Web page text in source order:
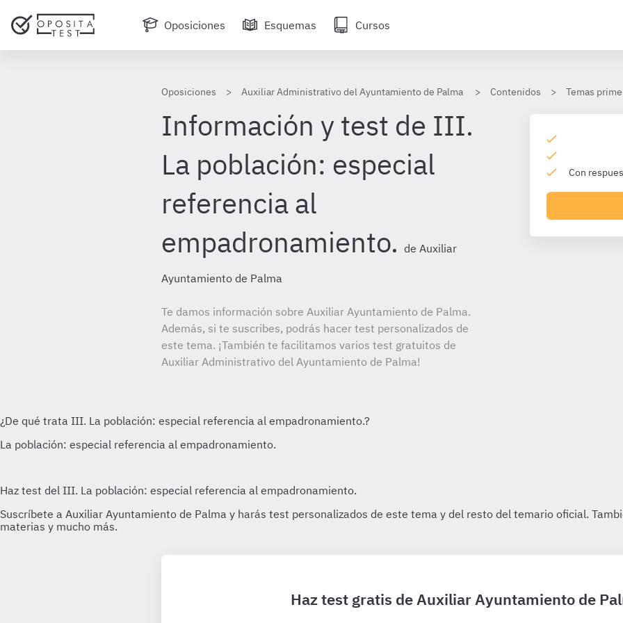
Oposiciones Esquemas Cursos
Oposiciones Auxiliar Administrativo del Ayuntamiento de Palma Contenidos Temas
Información y test de III.
La población: especial
referencia al
empadronamiento. de Auxiliar
Ayuntamiento de Palma
Te damos información sobre Auxiliar Ayuntamiento de Palma.
Además, si te suscribes, podrás hacer test personalizados de
este tema. ¡También te facilitamos varios test gratuitos de
Auxiliar Administrativo del Ayuntamiento de Palma!
Con
Haz test gratis de Auxiliar Ayuntamiento de